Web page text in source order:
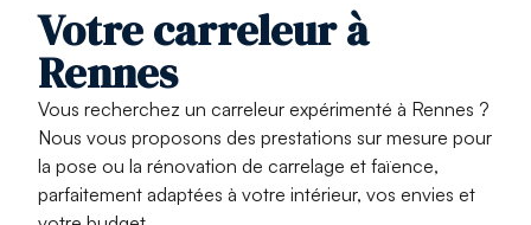
Votre carreleur à
Rennes
Vous recherchez un carreleur expérimenté à Rennes ?
Nous vous proposons des prestations sur mesure pour
la pose ou la rénovation de carrelage et faïence,
parfaitement adaptées à votre intérieur, vos envies et